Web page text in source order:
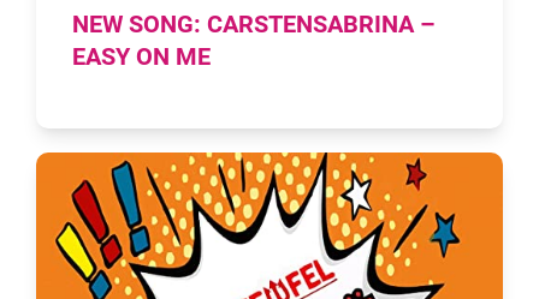
NEW SONG: CARSTENSABRINA –
EASY ON ME